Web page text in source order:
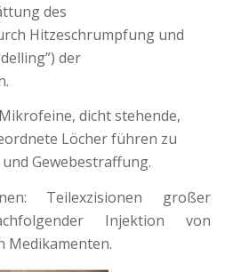
des
Hitzeschrumpfung und
der
dicht stehende,
Löcher führen zu
Gewebestraffung.
Teilexzisionen großer
Injektion von
Medikamenten.